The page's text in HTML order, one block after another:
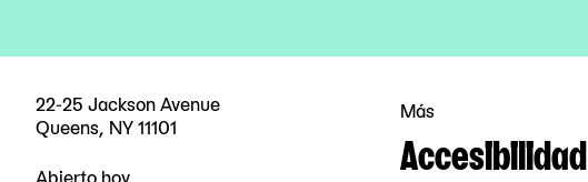
22-25 Jackson Avenue
Queens, NY 11101
Más
Accesibilidad